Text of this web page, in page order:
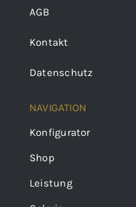
AGB
Kontakt
Datenschutz
NAVIGATION
Konfigurator
Shop
Leistung